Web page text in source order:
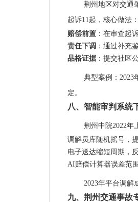
荆州地区对交通
起诉11起，核心做法：
赔偿前置 ：在审查起
责任下调 ：通过补充
品格证据 ：提交社区
典型案例：2023
定。
八、智能审判系统
荆州中院2022年
调解员库随机摇号，
电子送达缩短周期，
AI赔偿计算器误差范
2023年平台调解
九、荆州交通事故